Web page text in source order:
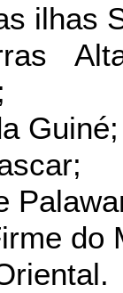
ilhas
Guiné;
do